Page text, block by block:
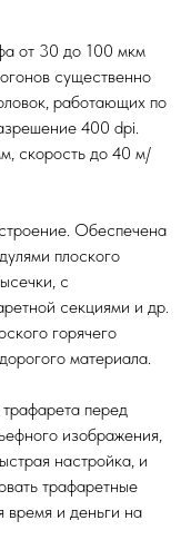
от 30 до 100 мкм
существенно
работающих по
400 dpi.
скорость до 40 м/
Обеспечена
плоского
с
секциями и др.
горячего
материала.
перед
изображения,
настройка, и
трафаретные
время и деньги на